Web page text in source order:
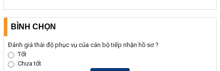
BÌNH CHỌN
Đánh giá thái độ phục vụ của cán bộ tiếp nhận hồ sơ ?
Tốt
Chưa tốt